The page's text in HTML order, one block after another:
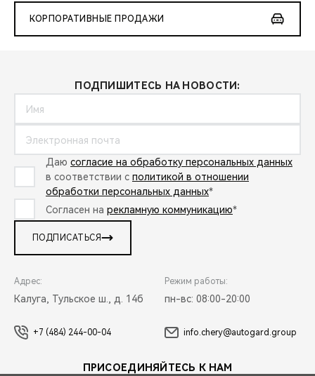
КОРПОРАТИВНЫЕ ПРОДАЖИ
ПОДПИШИТЕСЬ НА НОВОСТИ:
Даю согласие на обработку персональных данных
в соответствии с политикой в отношении
обработки персональных данных*
Согласен на рекламную коммуникацию*
ПОДПИСАТЬСЯ
Адрес:
Калуга, Тульское ш., д. 14б
Режим работы:
пн-вс: 08:00-20:00
+7 (484) 244-00-04 info.chery@autogard.group
ПРИСОЕДИНЯЙТЕСЬ К НАМ